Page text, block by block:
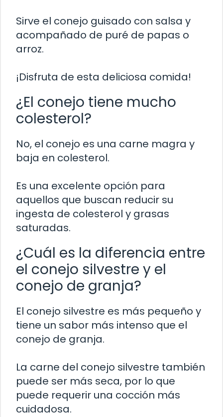
Sirve el conejo guisado con salsa y
acompañado de puré de papas o
arroz.
¡Disfruta de esta deliciosa comida!
¿El conejo tiene mucho
colesterol?
No, el conejo es una carne magra y
baja en colesterol.
Es una excelente opción para
aquellos que buscan reducir su
ingesta de colesterol y grasas
saturadas.
¿Cuál es la diferencia entre
el conejo silvestre y el
conejo de granja?
El conejo silvestre es más pequeño y
tiene un sabor más intenso que el
conejo de granja.
La carne del conejo silvestre también
puede ser más seca, por lo que
puede requerir una cocción más
cuidadosa.